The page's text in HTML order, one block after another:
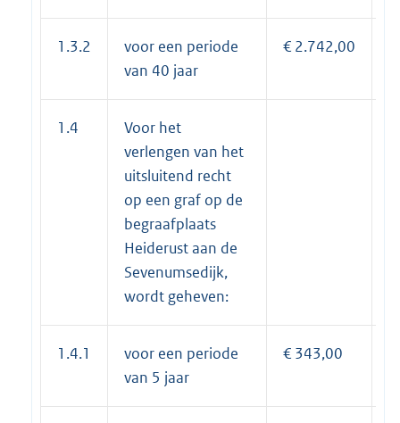
1.3.2
voor een periode
van 40 jaar
€ 2.742,00
1.4
Voor het
verlengen van het
uitsluitend recht
op een graf op de
begraafplaats
Heiderust aan de
Sevenumsedijk,
wordt geheven:
1.4.1
voor een periode
van 5 jaar
€ 343,00